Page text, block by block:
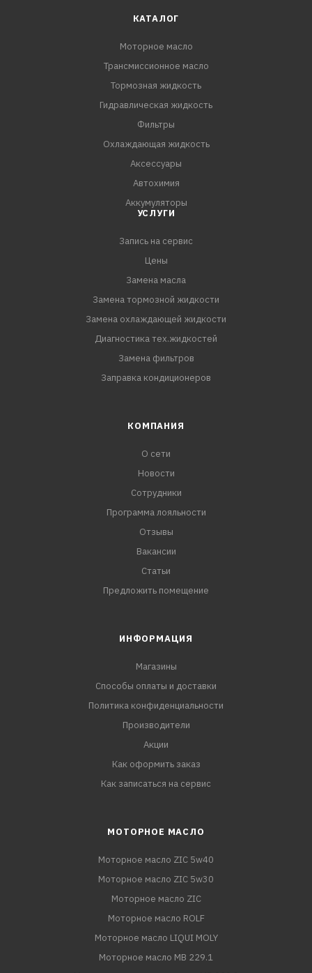
КАТАЛОГ
Моторное масло
Трансмиссионное масло
Тормозная жидкость
Гидравлическая жидкость
Фильтры
Охлаждающая жидкость
Аксессуары
Автохимия
Аккумуляторы
УСЛУГИ
Запись на сервис
Цены
Замена масла
Замена тормозной жидкости
Замена охлаждающей жидкости
Диагностика тех.жидкостей
Замена фильтров
Заправка кондиционеров
КОМПАНИЯ
О сети
Новости
Сотрудники
Программа лояльности
Отзывы
Вакансии
Статьи
Предложить помещение
ИНФОРМАЦИЯ
Магазины
Способы оплаты и доставки
Политика конфиденциальности
Производители
Акции
Как оформить заказ
Как записаться на сервис
МОТОРНОЕ МАСЛО
Моторное масло ZIC 5w40
Моторное масло ZIC 5w30
Моторное масло ZIC
Моторное масло ROLF
Моторное масло LIQUI MOLY
Моторное масло MB 229.1